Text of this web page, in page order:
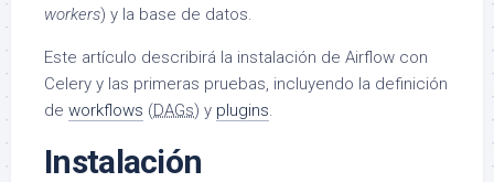
workers) y la base de datos.
Este artículo describirá la instalación de Airflow con
Celery y las primeras pruebas, incluyendo la definición
de workflows (DAGs) y plugins
Instalación